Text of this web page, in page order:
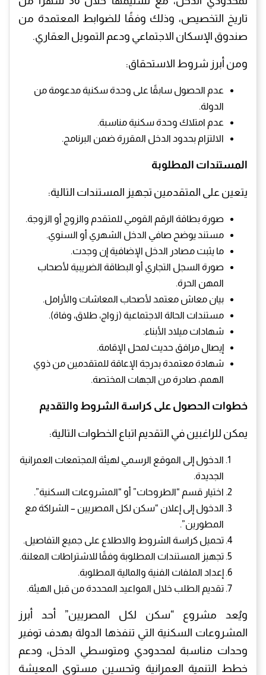
تاريخ التخصيص، وذلك وفقًا للضوابط المعتمدة من
صندوق الإسكان الاجتماعي ودعم التمويل العقاري.
ومن أبرز شروط الاستحقاق:
عدم الحصول سابقًا على وحدة سكنية مدعومة من
الدولة.
عدم امتلاك وحدة سكنية مناسبة.
الالتزام بحدود الدخل المقررة ضمن البرنامج.
المستندات المطلوبة
يتعين على المتقدمين تجهيز المستندات التالية:
صورة بطاقة الرقم القومي للمتقدم والزوج أو الزوجة.
مستند يوضح صافي الدخل الشهري أو السنوي.
ما يثبت مصادر الدخل الإضافية إن وجدت.
صورة السجل التجاري أو البطاقة الضريبية لأصحاب
المهن الحرة.
بيان معاش معتمد لأصحاب المعاشات والأرامل.
مستندات الحالة الاجتماعية (زواج، طلاق، وفاة).
شهادات ميلاد الأبناء.
إيصال مرافق حديث لمحل الإقامة.
شهادة معتمدة بدرجة الإعاقة للمتقدمين من ذوي
الهمم، صادرة من الجهات المختصة.
خطوات الحصول على كراسة الشروط والتقديم
يمكن للراغبين في التقديم اتباع الخطوات التالية:
الدخول إلى الموقع الرسمي لهيئة المجتمعات العمرانية
الجديدة.
اختيار قسم “الطروحات” أو “المشروعات السكنية”.
الدخول إلى إعلان “سكن لكل المصريين – الشراكة مع
المطورين”.
تحميل كراسة الشروط والاطلاع على جميع التفاصيل.
تجهيز المستندات المطلوبة وفقًا للاشتراطات المعلنة.
إعداد الملفات الفنية والمالية المطلوبة.
تقديم الطلب خلال المواعيد المحددة من قبل الهيئة.
ويُعد مشروع “سكن لكل المصريين” أحد أبرز
المشروعات السكنية التي تنفذها الدولة بهدف توفير
وحدات مناسبة لمحدودي ومتوسطي الدخل، ودعم
خطط التنمية العمرانية وتحسين مستوى المعيشة